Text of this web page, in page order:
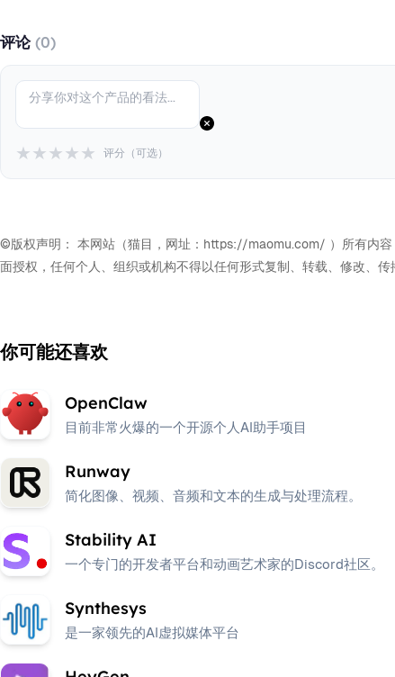
评论(0)
★★★★★ 评分（可选）
©版权声明： 本网站（猫目，网址：https://maomu.com/ ）所有内容
面授权，任何个人、组织或机构不得以任何形式复制、转载、修改、
你可能还喜欢
OpenClaw
目前非常火爆的一个开源个人AI助手项目
Runway
简化图像、视频、音频和文本的生成与处理流程。
Stability AI
一个专门的开发者平台和动画艺术家的Discord社区。
Synthesys
是一家领先的AI虚拟媒体平台